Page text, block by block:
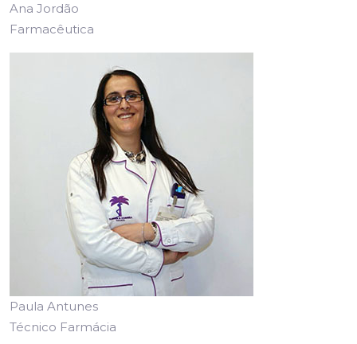
Ana Jordão
Farmacêutica
Paula Antunes
Técnico Farmácia